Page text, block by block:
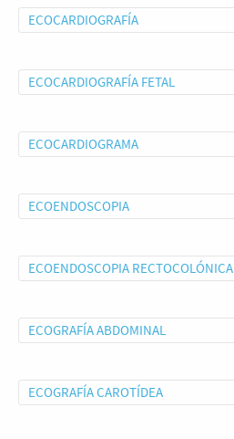
ECOCARDIOGRAFÍA
ECOCARDIOGRAFÍA FETAL
ECOCARDIOGRAMA
ECOENDOSCOPIA
ECOENDOSCOPIA RECTOCOLÓNICA
ECOGRAFÍA ABDOMINAL
ECOGRAFÍA CAROTÍDEA